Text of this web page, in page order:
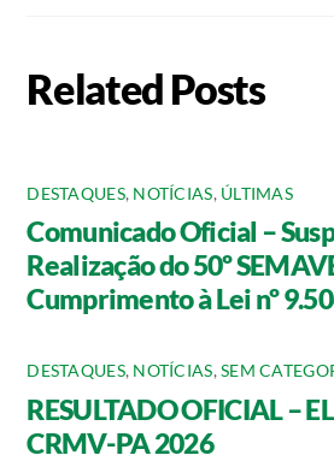
Related Posts
DESTAQUES, NOTÍCIAS, ÚLTIMAS
Comunicado Oficial –
Realização do 50º
Cumprimento à Lei nº
DESTAQUES, NOTÍCIAS,SEM
RESULTADO OFICIAL –
CRMV-PA 2026